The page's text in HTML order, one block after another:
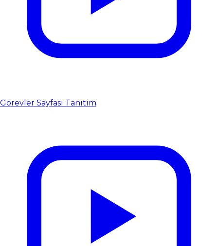
Görevler Sayfası Tanıtım